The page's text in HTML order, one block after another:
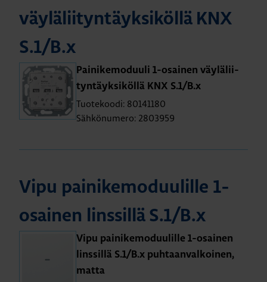
väy­lä­lii­tyn­täyk­si­köl­lä KNX
S.1/B.x
Pai­ni­ke­mo­duu­li 1-osai­nen väy­lä­lii­
tyn­täyk­si­köl­lä KNX S.1/B.x
Tuotekoodi: 80141180
Sähkönumero: 2803959
Vipu pai­ni­ke­mo­duu­lil­le 1-
osai­nen lins­sil­lä S.1/B.x
Vipu pai­ni­ke­mo­duu­lil­le 1-osai­nen
lins­sil­lä S.1/B.x puh­taan­val­koi­nen,
matta